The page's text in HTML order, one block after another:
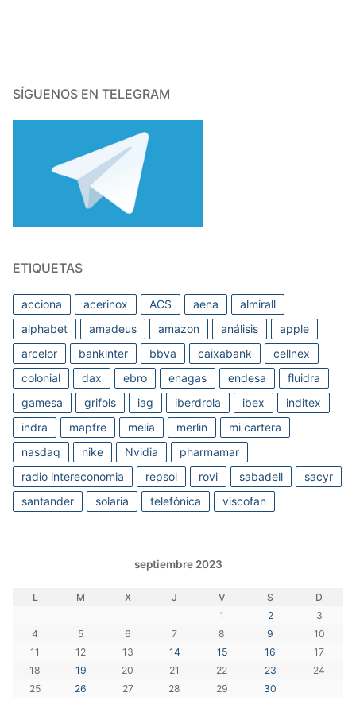
SÍGUENOS EN TELEGRAM
ETIQUETAS
acciona acerinox ACS aena
almirall
alphabet
amadeus amazon análisis
apple
arcelor
bankinter bbva caixabank
cellnex
colonial
dax ebro enagas endesa
fluidra
gamesa
grifols iag iberdrola ibex
inditex
indra
mapfre melia merlin
mi cartera
nasdaq
nike Nvidia
pharmamar
radio intereconomia
repsol rovi sabadell
sacyr
santander
solaria telefónica viscofan
septiembre 2023
L M X J V S
D
1
2
3
4
5 6 7 8 9
10
11
12 13 14 15 16
17
18
19 20 21 22 23
24
25
26 27 28 29 30